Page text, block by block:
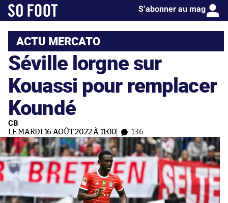
S’abonner au mag
ACTU MERCATO
Séville lorgne sur
Kouassi pour remplacer
Koundé
CB
LE MARDI 16 AOÛT 2022 À 11:00 136